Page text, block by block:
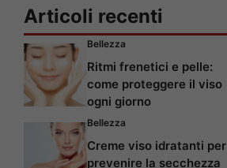
Articoli recenti
Bellezza
Ritmi frenetici e pelle:
come proteggere il viso
ogni giorno
Bellezza
Creme viso idratanti per
prevenire la secchezza